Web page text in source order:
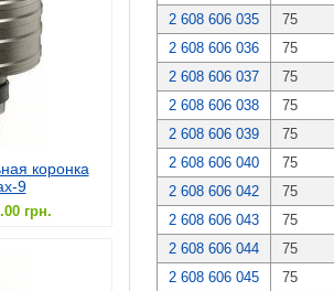
коронка
9
грн.
2 608 606 035
75
2 608 606 036
75
2 608 606 037
75
2 608 606 038
75
2 608 606 039
75
2 608 606 040
75
2 608 606 042
75
2 608 606 043
75
2 608 606 044
75
2 608 606 045
75